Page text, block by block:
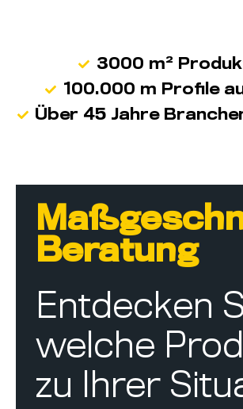
3000 m²
100.000 m Profile
Über 45 Jahre
Beratung
Entdecken
welche
zu Ihrer